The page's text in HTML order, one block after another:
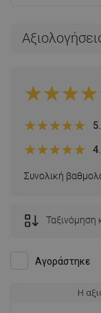
Συνολική
Αγοράστηκε
Ταξινόμηση
Η